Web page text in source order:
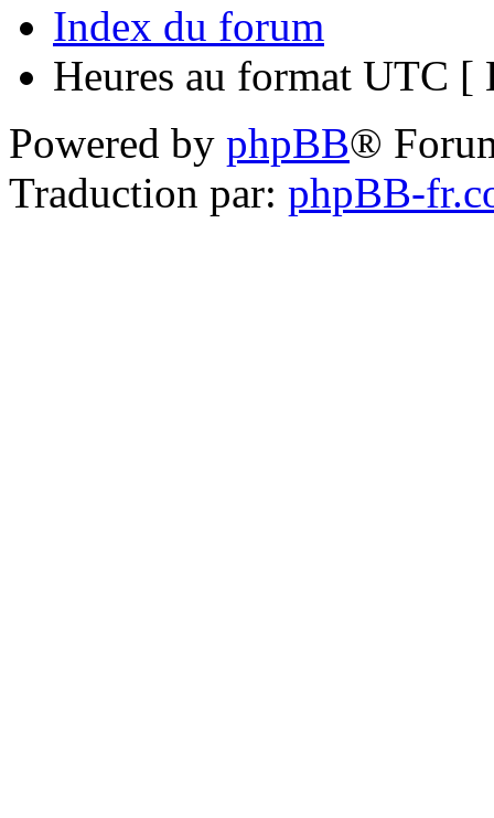
Index du forum
Heures au format UTC [
Powered by phpBB®
Traduction par: phpBB-